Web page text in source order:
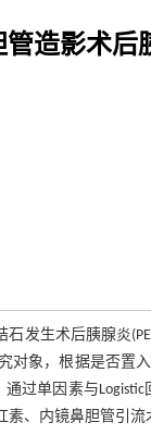
造影术后
石发生术后胰腺炎
对象，根据是否置
通过单因素与
、内镜鼻胆管引